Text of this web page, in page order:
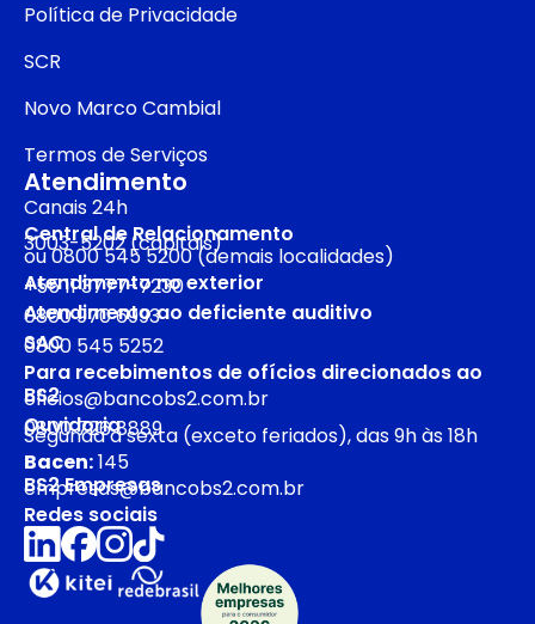
Política de Privacidade
SCR
Novo Marco Cambial
Termos de Serviços
Atendimento
Canais 24h
Central de Relacionamento
3003-5202 (capitais)
ou 0800 545 5200 (demais localidades)
Atendimento no exterior
+55 11 3777-7230
Atendimento ao deficiente auditivo
0800 970 6993
SAC
0800 545 5252
Para recebimentos de ofícios direcionados ao
BS2
oficios@bancobs2.com.br
Ouvidoria
0800 726 8889
Segunda a sexta (exceto feriados), das 9h às 18h
Bacen:145
BS2 Empresas
empresas@bancobs2.com.br
Redes sociais